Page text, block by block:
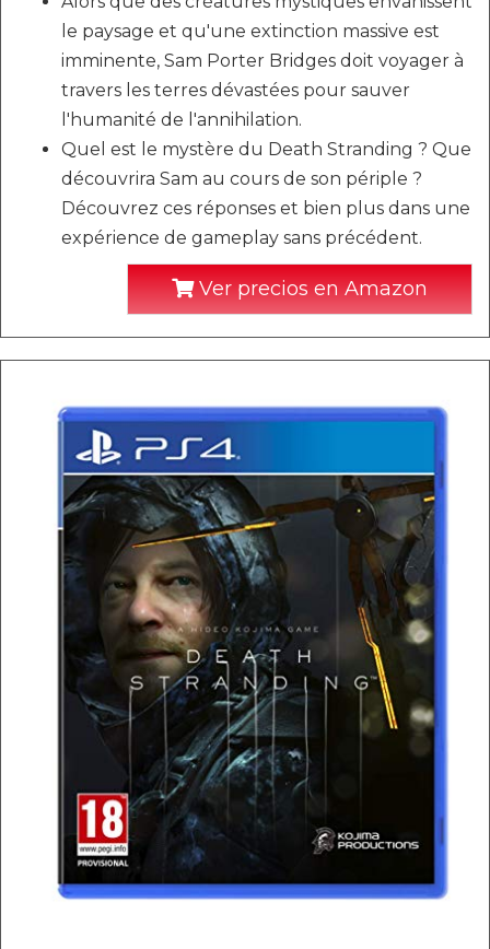
le paysage et qu'une extinction massive est
imminente, Sam Porter Bridges doit voyager à
travers les terres dévastées pour sauver
l'humanité de l'annihilation.
Quel est le mystère du Death Stranding ? Que
découvrira Sam au cours de son périple ?
Découvrez ces réponses et bien plus dans une
expérience de gameplay sans précédent.
Ver precios en Amazon